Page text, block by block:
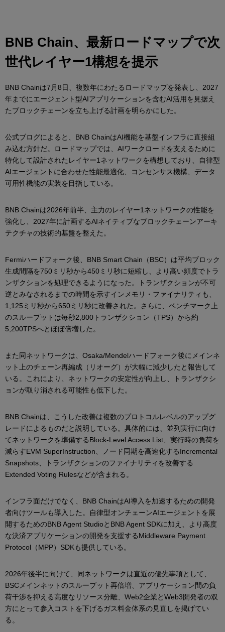
BNB Chain、最新ロードマップで次
世代レイヤー1構想を提示
BNB Chainは7月8日、複数年にわたるロードマップを発表し、2027
年までにエージェント型AIアプリケーションを含むAI活用を見据え
たブロックチェーンを立ち上げる計画を明らかにした。
公式ブログによると、BNB ChainはAI機能を基盤インフラに直接組
み込む方針だ。ロードマップでは、AIワークロードを支えるために
特化して設計されたレイヤー1ネットワークを構想しており、自律型
AIエージェントに合わせた性能最適化、コンセンサス機構、データ
可用性機能の実装を目指している。
BNB Chainは2026年前半、主力のレイヤー1ネットワークの性能を
強化し、2027年に計画するAIネイティブなブロックチェーンアーキ
テクチャの技術的基盤を整えた。
Fermiハードフォーク後、BNB Smart Chain（BSC）は平均ブロック
生成間隔を750ミリ秒から450ミリ秒に短縮し、より高い頻度でトラ
ンザクションを処理できるようになった。トランザクションが不可
逆とみなされるまでの時間を示すインメモリ・ファイナリティも、
1,125ミリ秒から650ミリ秒に改善された。さらに、ベンチマーク上
のスループットは毎秒2,800トランザクション（TPS）から約
5,200TPSへとほぼ倍増した。
また同ネットワークは、Osaka/Mendelハードフォーク後にメインネ
ット上のチェーン再編成（リオーグ）が大幅に減少したと報告して
いる。これにより、ネットワークの安定性が向上し、トランザクシ
ョンが取り消される可能性も低下した。
BNB Chainは、こうした改善は複数のプロトコルレベルのアップグ
レードによるものだと説明している。具体的には、並列実行に向け
てネットワークを準備するBlock-Level Access List、実行時の負荷を
減らすEVM SuperInstruction、ノード同期を高速化するIncremental
Snapshots、トランザクションのファイナリティを改善する
Extended Voting Rulesなどが含まれる。
インフラ面だけでなく、BNB ChainはAI導入を加速するための開発
者向けツールも導入した。自律型オンチェーンAIエージェントを展
開するためのBNB Agent StudioとBNB Agent SDKに加え、より高度
な決済アプリケーションの開発を支援するMiddleware Payment
Protocol（MPP）SDKも提供している。
2026年後半に向けて、同ネットワークは直近の優先事項として、
BSCメインネットのスループット再倍増、アプリケーション間の負
荷干渉を抑える高度なリソース分離、Web2企業とWeb3開発者の双
方にとって参入コストを下げるガス料金体系の見直しを掲げてい
る。